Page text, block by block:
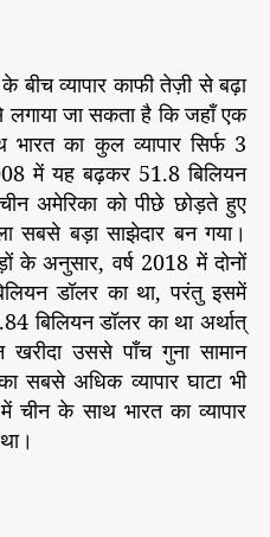
बीच व्यापार काफी तेज़ी से बढ़ा
जा सकता है कि जहाँ एक
का कुल व्यापार सिर्फ 3
में यह बढ़कर 51.8 बिलियन
अमेरिका को पीछे छोड़ते हुए
सबसे बड़ा साझेदार बन गया।
के अनुसार, वर्ष 2018 में दोनों
डॉलर का था, परंतु इसमें
बिलियन डॉलर का था अर्थात्
उससे पाँच गुना सामान
सबसे अधिक व्यापार घाटा भी
के साथ भारत का व्यापार